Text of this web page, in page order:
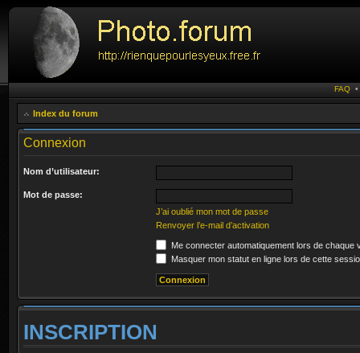
FAQ
Index du forum
Connexion
Nom d’utilisateur:
Mot de passe:
J’ai oublié mon mot de passe
Renvoyer l’e-mail d’activation
Me connecter automatiquement lors de chaque
Masquer mon statut en ligne lors de cette
INSCRIPTION